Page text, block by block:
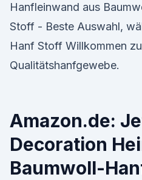
Hanfleinwand aus
Stoff - Beste Auswahl,
Hanf Stoff Willkommen
Qualitätshanfgewebe.
Amazon.de:
Decoration
Baumwoll-